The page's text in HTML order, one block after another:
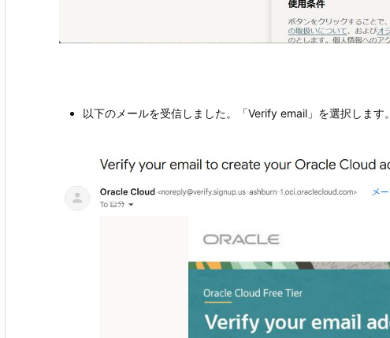
以下のメールを受信しました。「Verify email」を選択します。